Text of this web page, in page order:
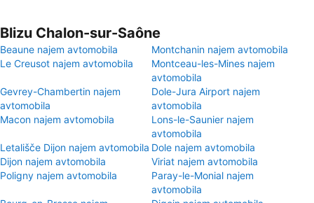
Blizu Chalon-sur-Saône
Beaune najem avtomobila
Montchanin najem avtomobila
Le Creusot najem avtomobila
Montceau-les-Mines najem
avtomobila
Gevrey-Chambertin najem
avtomobila
Dole-Jura Airport najem
avtomobila
Macon najem avtomobila
Lons-le-Saunier najem
avtomobila
Letališče Dijon najem avtomobila Dole najem avtomobila
Dijon najem avtomobila
Viriat najem avtomobila
Poligny najem avtomobila
Paray-le-Monial najem
avtomobila